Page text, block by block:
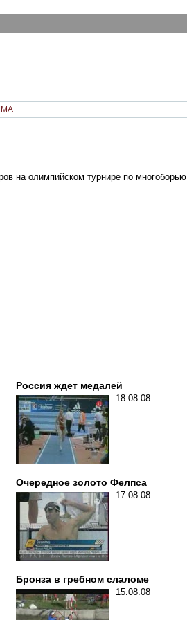
на олимпийском турнире по многоборью.
Россия ждет медалей
18.08.08
Очередное золото Фелпса
17.08.08
Бронза в гребном слаломе
15.08.08